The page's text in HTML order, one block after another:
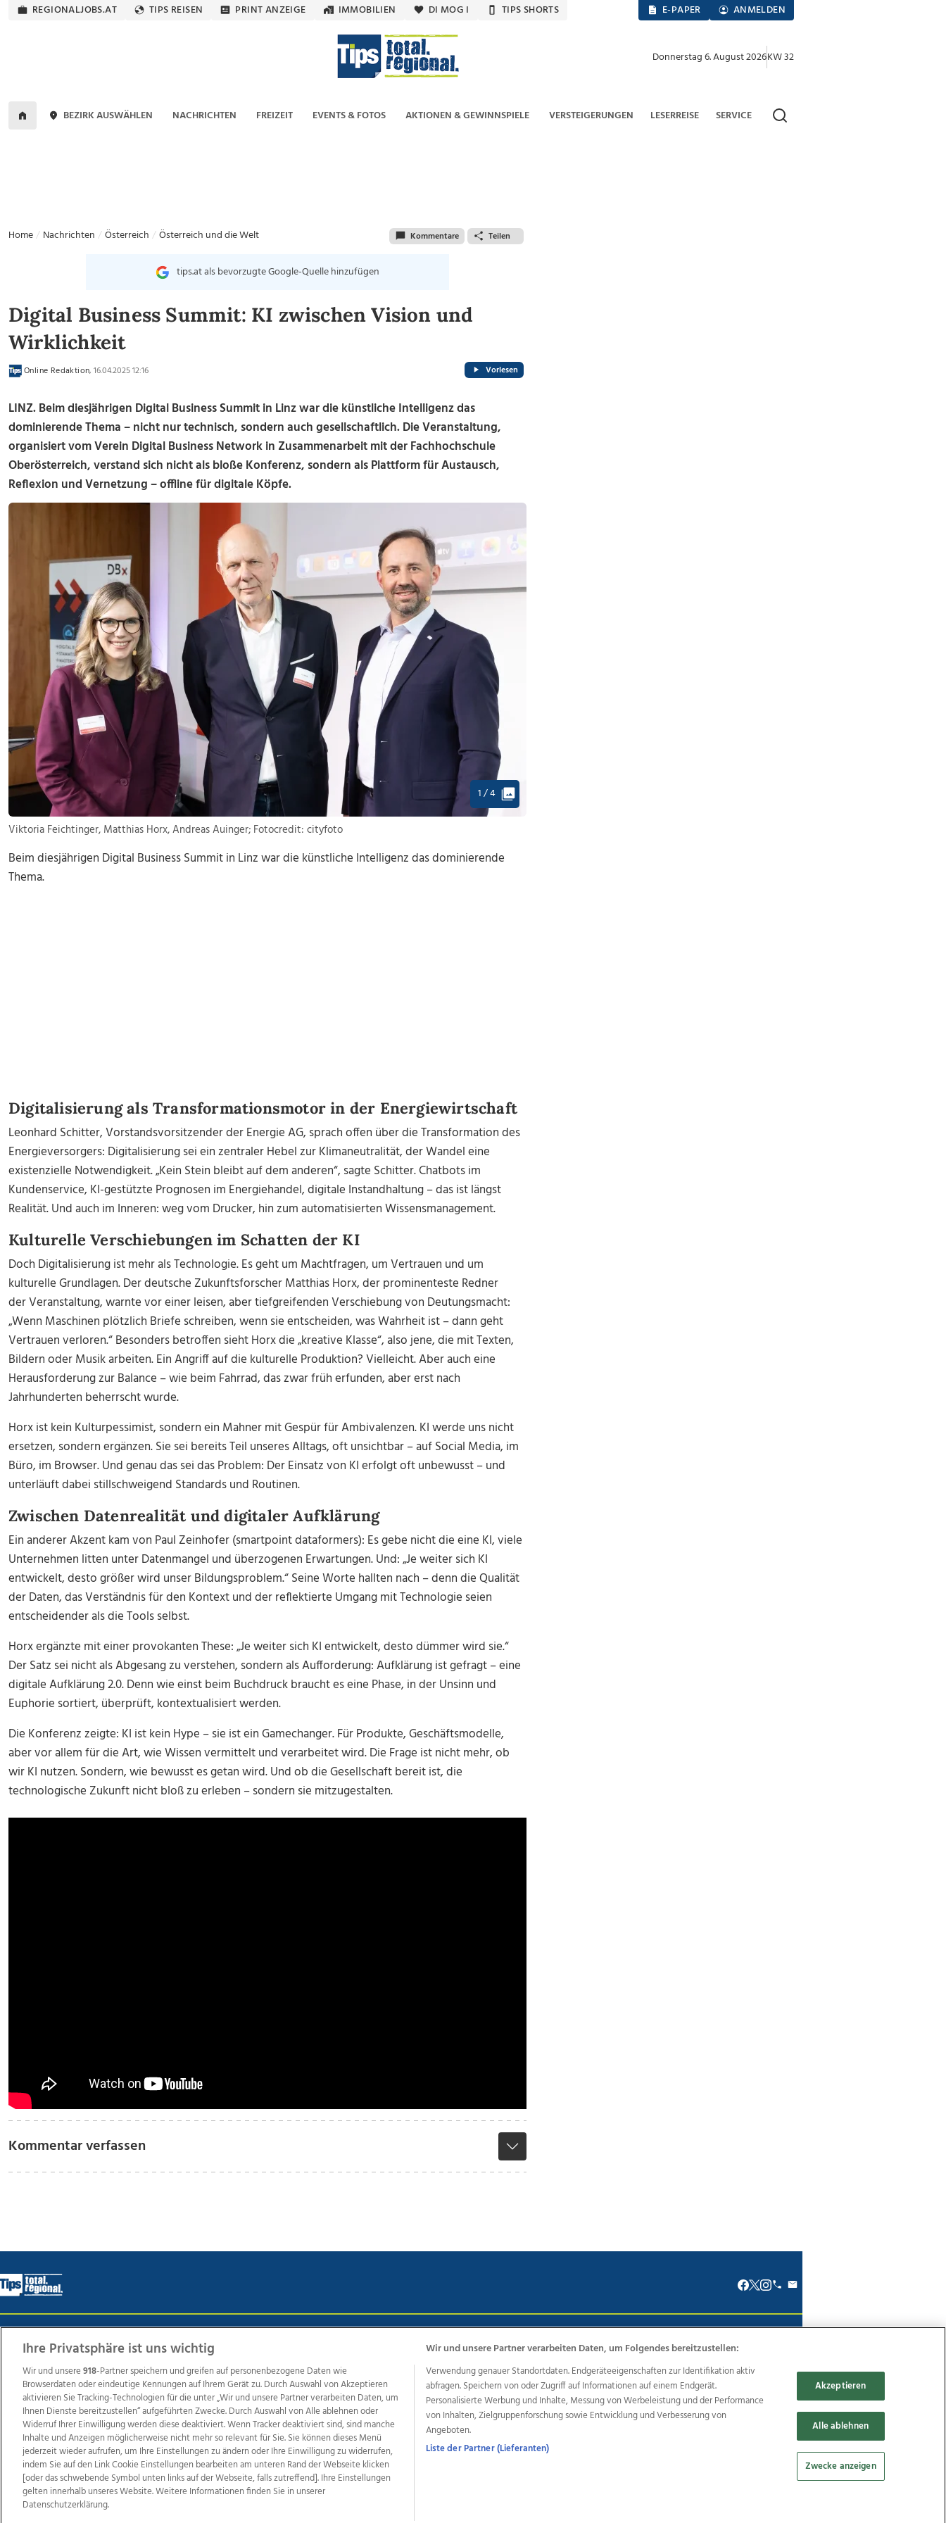
REGIONALJOBS.AT TIPS REISEN PRINT ANZEIGE IMMOBILIEN DI MOG I TIPS SHORTS E-PAPER ANMELDEN
Donnerstag 6. August 2026KW 32
BEZIRK AUSWÄHLEN NACHRICHTEN FREIZEIT EVENTS & FOTOS AKTIONEN & GEWINNSPIELE VERSTEIGERUNGEN LESERREISE SERVICE
Home Nachrichten Österreich Österreich und die Welt Kommentare Teilen
tips.at als bevorzugte Google-Quelle hinzufügen
Digital Business Summit: KI zwischen Vision und
Wirklichkeit
Online Redaktion, 16.04.2025 12:16 Vorlesen
LINZ. Beim diesjährigen Digital Business Summit in Linz war die künstliche Intelligenz das
dominierende Thema – nicht nur technisch, sondern auch gesellschaftlich. Die Veranstaltung,
organisiert vom Verein Digital Business Network in Zusammenarbeit mit der Fachhochschule
Oberösterreich, verstand sich nicht als bloße Konferenz, sondern als Plattform für Austausch,
Reflexion und Vernetzung – offline für digitale Köpfe.
1 / 4
Viktoria Feichtinger, Matthias Horx, Andreas Auinger; Fotocredit: cityfoto
Beim diesjährigen Digital Business Summit in Linz war die künstliche Intelligenz das dominierende
Thema.
Digitalisierung als Transformationsmotor in der Energiewirtschaft
Leonhard Schitter, Vorstandsvorsitzender der Energie AG, sprach offen über die Transformation des
Energieversorgers: Digitalisierung sei ein zentraler Hebel zur Klimaneutralität, der Wandel eine
existenzielle Notwendigkeit. „Kein Stein bleibt auf dem anderen“, sagte Schitter. Chatbots im
Kundenservice, KI-gestützte Prognosen im Energiehandel, digitale Instandhaltung – das ist längst
Realität. Und auch im Inneren: weg vom Drucker, hin zum automatisierten Wissensmanagement.
Kulturelle Verschiebungen im Schatten der KI
Doch Digitalisierung ist mehr als Technologie. Es geht um Machtfragen, um Vertrauen und um
kulturelle Grundlagen. Der deutsche Zukunftsforscher Matthias Horx, der prominenteste Redner
der Veranstaltung, warnte vor einer leisen, aber tiefgreifenden Verschiebung von Deutungsmacht:
„Wenn Maschinen plötzlich Briefe schreiben, wenn sie entscheiden, was Wahrheit ist – dann geht
Vertrauen verloren.“ Besonders betroffen sieht Horx die „kreative Klasse“, also jene, die mit Texten,
Bildern oder Musik arbeiten. Ein Angriff auf die kulturelle Produktion? Vielleicht. Aber auch eine
Herausforderung zur Balance – wie beim Fahrrad, das zwar früh erfunden, aber erst nach
Jahrhunderten beherrscht wurde.
Horx ist kein Kulturpessimist, sondern ein Mahner mit Gespür für Ambivalenzen. KI werde uns nicht
ersetzen, sondern ergänzen. Sie sei bereits Teil unseres Alltags, oft unsichtbar – auf Social Media, im
Büro, im Browser. Und genau das sei das Problem: Der Einsatz von KI erfolgt oft unbewusst – und
unterläuft dabei stillschweigend Standards und Routinen.
Zwischen Datenrealität und digitaler Aufklärung
Ein anderer Akzent kam von Paul Zeinhofer (smartpoint dataformers): Es gebe nicht die eine KI, viele
Unternehmen litten unter Datenmangel und überzogenen Erwartungen. Und: „Je weiter sich KI
entwickelt, desto größer wird unser Bildungsproblem.“ Seine Worte hallten nach – denn die Qualität
der Daten, das Verständnis für den Kontext und der reflektierte Umgang mit Technologie seien
entscheidender als die Tools selbst.
Horx ergänzte mit einer provokanten These: „Je weiter sich KI entwickelt, desto dümmer wird sie.“
Der Satz sei nicht als Abgesang zu verstehen, sondern als Aufforderung: Aufklärung ist gefragt – eine
digitale Aufklärung 2.0. Denn wie einst beim Buchdruck braucht es eine Phase, in der Unsinn und
Euphorie sortiert, überprüft, kontextualisiert werden.
Die Konferenz zeigte: KI ist kein Hype – sie ist ein Gamechanger. Für Produkte, Geschäftsmodelle,
aber vor allem für die Art, wie Wissen vermittelt und verarbeitet wird. Die Frage ist nicht mehr, ob
wir KI nutzen. Sondern, wie bewusst es getan wird. Und ob die Gesellschaft bereit ist, die
technologische Zukunft nicht bloß zu erleben – sondern sie mitzugestalten.
Kommentar verfassen
Wir über uns Mediadaten Kontakt AGB Anzeigekunden AGB Website Ehrenkodex Politische Werbung
Weitere Angebote des Medienhauses Wimmer
TV1 di-mog-i.at OÖNow Ischler Woche Life Radio OÖNachrichten OÖN Immobilien OÖN Karriere OÖN Reise
Promenaden Galerien
Regionaljobs
wasistlos.at wirtrauern.at
Copyrights © 2026 Tips Zeitungs GmbH & Co KG
Ihre Privatsphäre ist uns wichtig
Wir und unsere918-Partner speichern und greifen auf personenbezogene Daten wie
Browserdaten oder eindeutige Kennungen auf Ihrem Gerät zu. Durch Auswahl von Akzeptieren
aktivieren Sie Tracking-Technologien für die unter „Wir und unsere Partner verarbeiten Daten, um
Ihnen Dienste bereitzustellen“ aufgeführten Zwecke. Durch Auswahl von Alle ablehnen oder
Widerruf Ihrer Einwilligung werden diese deaktiviert. Wenn Tracker deaktiviert sind, sind manche
Inhalte und Anzeigen möglicherweise nicht mehr so relevant für Sie. Sie können dieses Menü
jederzeit wieder aufrufen, um Ihre Einstellungen zu ändern oder Ihre Einwilligung zu widerrufen,
indem Sie auf den Link Cookie Einstellungen bearbeiten am unteren Rand der Webseite klicken
[oder das schwebende Symbol unten links auf der Webseite, falls zutreffend]. Ihre Einstellungen
gelten innerhalb unseres Website. Weitere Informationen finden Sie in unserer
Datenschutzerklärung.
Wir und unsere Partner verarbeiten Daten, um Folgendes bereitzustellen:
Verwendung genauer Standortdaten. Endgeräteeigenschaften zur Identifikation aktiv
abfragen. Speichern von oder Zugriff auf Informationen auf einem Endgerät.
Personalisierte Werbung und Inhalte, Messung von Werbeleistung und der Performance
von Inhalten, Zielgruppenforschung sowie Entwicklung und Verbesserung von
Angeboten.
Liste der Partner (Lieferanten)
Akzeptieren
Alle ablehnen
Zwecke anzeigen